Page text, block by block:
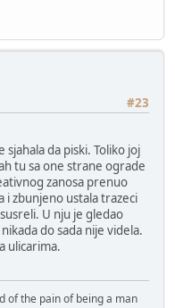
#23
da piski. Toliko joj
tu sa one strane ograde
zanosa prenuo
i zbunjeno ustala trazeci
U nju je gledao
do sada nije videla.
ulicarima.
of the pain of being a man